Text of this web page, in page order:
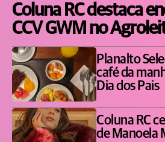
Coluna RC destaca
CCV GWM no
Planalto
café da
Dia dos Pais
Coluna RC
de Manoela